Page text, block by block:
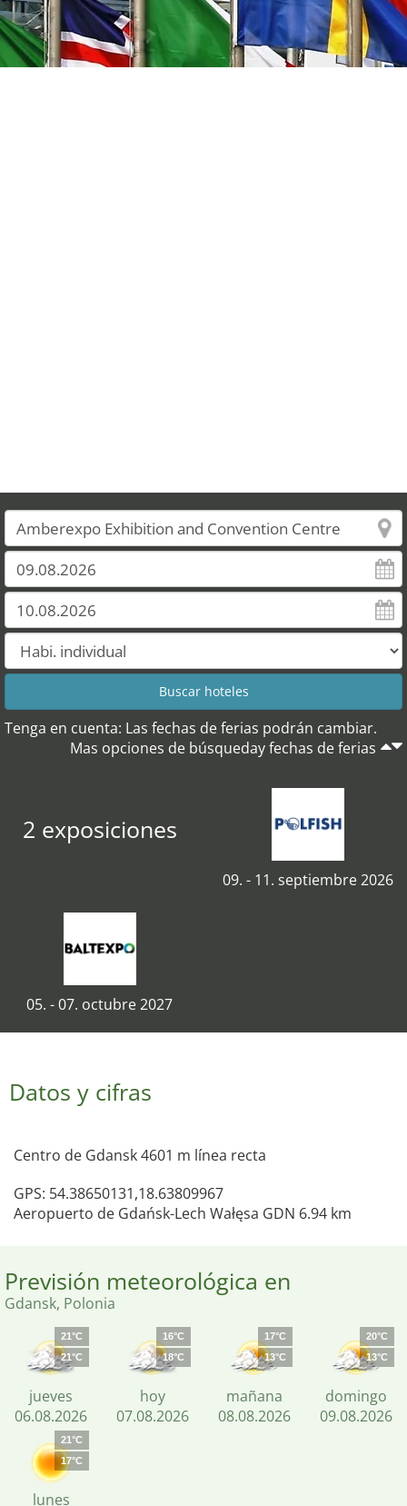
Tenga en cuenta: Las fechas de ferias podrán cambiar.
Mas opciones de búsqueday fechas de ferias
2 exposiciones
09. - 11. septiembre 2026
05. - 07. octubre 2027
Datos y cifras
Centro de Gdansk 4601 m línea recta
GPS: 54.38650131,18.63809967
Aeropuerto de Gdańsk-Lech Wałęsa GDN 6.94 km
Previsión meteorológica en
Gdansk, Polonia
21°C
21°C
jueves
06.08.2026
16°C
18°C
hoy
07.08.2026
17°C
13°C
mañana
08.08.2026
20°C
13°C
domingo
09.08.2026
21°C
17°C
lunes